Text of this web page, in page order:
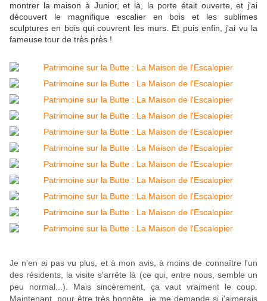
montrer la maison à Junior, et là, la porte était ouverte, et j'ai
découvert le magnifique escalier en bois et les sublimes
sculptures en bois qui couvrent les murs. Et puis enfin, j'ai vu la
fameuse tour de très près !
Je n'en ai pas vu plus, et à mon avis, à moins de connaître l'un
des résidents, la visite s'arrête là (ce qui, entre nous, semble un
peu normal...). Mais sincèrement, ça vaut vraiment le coup.
Maintenant, pour être très honnête, je me demande si j'aimerais